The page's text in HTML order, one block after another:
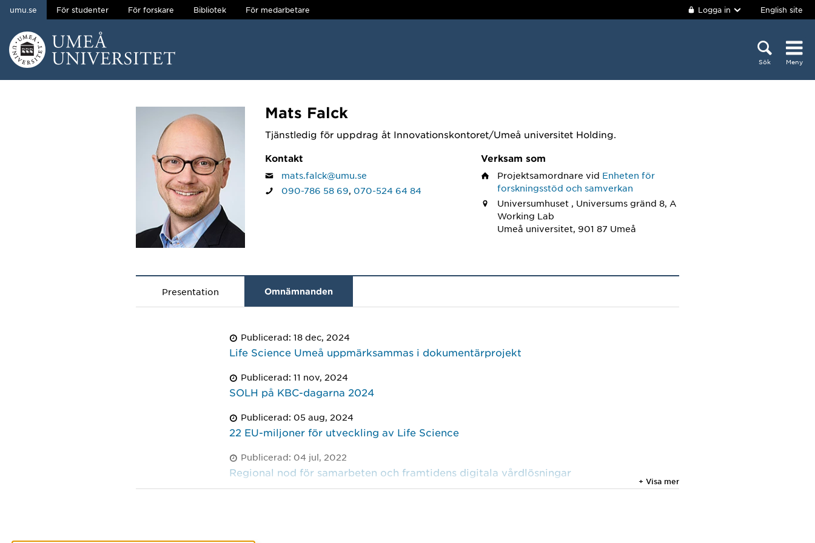
Hoppa direkt till innehållet
umu.se För studenter För forskare Bibliotek För medarbetare Logga in English site
Sök Meny
Mats Falck
Tjänstledig för uppdrag åt Innovationskontoret/Umeå universitet Holding.
Kontakt
mats.falck@umu.se
090-786 58 69 070-524 64 84
Verksam som
Projektsamordnare vid Enheten för
forskningsstöd och samverkan
Universumhuset , Universums gränd 8, A
Working Lab
Umeå universitet, 901 87 Umeå
Presentation Omnämnanden
Publicerad: 18 dec, 2024
Life Science Umeå uppmärksammas i dokumentärprojekt
Publicerad: 11 nov, 2024
SOLH på KBC-dagarna 2024
Publicerad: 05 aug, 2024
22 EU-miljoner för utveckling av Life Science
Publicerad: 04 jul, 2022
Regional nod för samarbeten och framtidens digitala vårdlösningar
+ Visa mer